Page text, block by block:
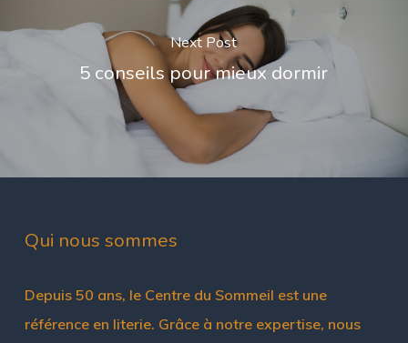
Next Post
5 conseils pour mieux dormir
Qui nous sommes
Depuis 50 ans, le Centre du Sommeil est une
référence en literie. Grâce à notre expertise, nous